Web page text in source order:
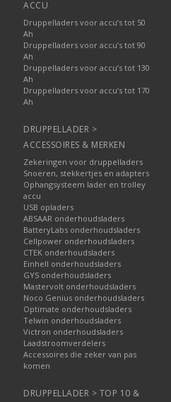
ACCU
Druppelladers voor accu’s tot 50
Ah
Druppelladers voor accu’s tot 90
Ah
Druppelladers voor accu’s tot 130
Ah
Druppelladers voor accu’s tot 170
Ah
DRUPPELLADER >
ACCESSOIRES & MERKEN
Zekeringen voor druppelladers
Snoeren, stekkertjes en adapters
Ophangsysteem lader en trolley
accu
USB opladers
ABSAAR onderhoudsladers
BatteryLabs onderhoudsladers
Cellpower onderhoudsladers
CTEK onderhoudsladers
Einhell onderhoudsladers
GYS onderhoudsladers
Mastervolt onderhoudsladers
Noco Genius onderhoudsladers
Optimate onderhoudsladers
Telwin onderhoudsladers
Victron onderhoudsladers
Laadstroomverdelers
Accessoires die zeker van pas
komen
DRUPPELLADER > TOP 10 &